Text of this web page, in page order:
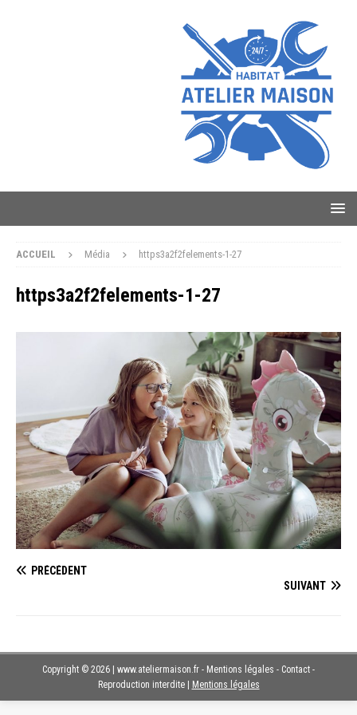
ACCUEIL Média https3a2f2felements-1-27
https3a2f2felements-1-27
PRÉCÉDENT
SUIVANT
Copyright © 2026 | www.ateliermaison.fr - Mentions légales - Contact -
Reproduction interdite
Mentions légales